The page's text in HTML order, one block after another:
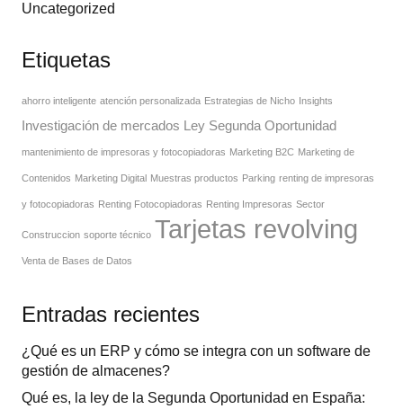
Uncategorized
Etiquetas
ahorro inteligente atención personalizada Estrategias de Nicho Insights
Investigación de mercados Ley Segunda Oportunidad
mantenimiento de impresoras y fotocopiadoras Marketing B2C Marketing de
Contenidos Marketing Digital Muestras productos Parking renting de impresoras
y fotocopiadoras Renting Fotocopiadoras Renting Impresoras Sector
Construccion soporte técnico Tarjetas revolving
Venta de Bases de Datos
Entradas recientes
¿Qué es un ERP y cómo se integra con un software de
gestión de almacenes?
Qué es, la ley de la Segunda Oportunidad en España: